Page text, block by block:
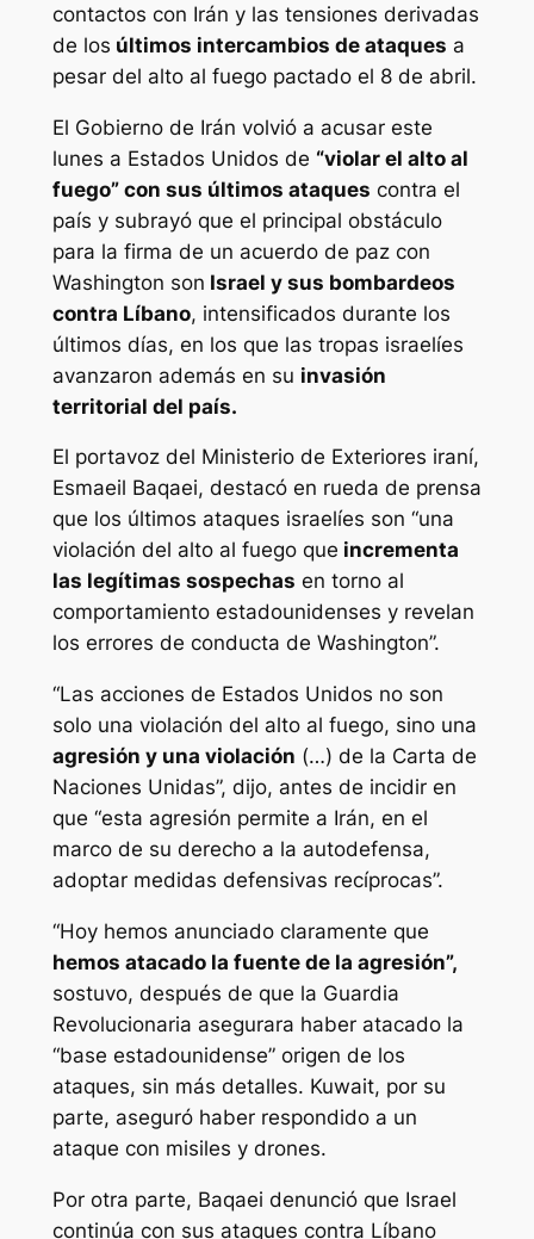
contactos con Irán y las tensiones derivadas
de los últimos intercambios de ataques a
pesar del alto al fuego pactado el 8 de abril.
El Gobierno de Irán volvió a acusar este
lunes a Estados Unidos de “violar el alto al
fuego” con sus últimos ataques contra el
país y subrayó que el principal obstáculo
para la firma de un acuerdo de paz con
Washington son Israel y sus bombardeos
contra Líbano, intensificados durante los
últimos días, en los que las tropas israelíes
avanzaron además en su invasión
territorial del país.
El portavoz del Ministerio de Exteriores iraní,
Esmaeil Baqaei, destacó en rueda de prensa
que los últimos ataques israelíes son “una
violación del alto al fuego que incrementa
las legítimas sospechas en torno al
comportamiento estadounidenses y revelan
los errores de conducta de Washington”.
“Las acciones de Estados Unidos no son
solo una violación del alto al fuego, sino una
agresión y una violación (…) de la Carta de
Naciones Unidas”, dijo, antes de incidir en
que “esta agresión permite a Irán, en el
marco de su derecho a la autodefensa,
adoptar medidas defensivas recíprocas”.
“Hoy hemos anunciado claramente que
hemos atacado la fuente de la agresión”,
sostuvo, después de que la Guardia
Revolucionaria asegurara haber atacado la
“base estadounidense” origen de los
ataques, sin más detalles. Kuwait, por su
parte, aseguró haber respondido a un
ataque con misiles y drones.
Por otra parte, Baqaei denunció que Israel
continúa con sus ataques contra Líbano